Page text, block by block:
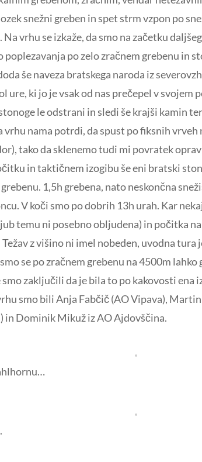
snežni greben in spet strm vzpon po
vrhu se izkaže, da smo na začetku
poplezavanja po zelo zračnem grebenu in
še naveza bratskega naroda iz
ure, ki jo je vsak od nas prečepel v svojem
le odstrani in sledi še krajši kamin
vrhu nama potrdi, da spust po fiksnih vrveh
tako da sklenemo tudi mi povratek
in taktičnem izogibu še eni bratski
1,5h grebena, nato neskončna
V koči smo po dobrih 13h urah. Kar
temu ni posebno obljudena) in počitka
z višino ni imel nobeden, uvodna tura
se po zračnem grebenu na 4500m
smo zaključili da je bila to po kakovosti ena
smo bili Anja Fabčič (AO Vipava),
in Dominik Mikuž iz AO Ajdovščina.